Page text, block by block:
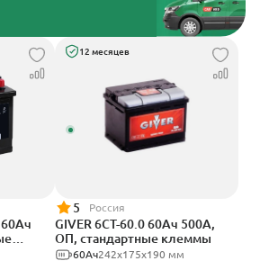
60Ач
12 месяцев
5 Россия
GIVER 6СТ-60.0 60Ач 500А,
ОП, стандартные клеммы
242х175х190 мм
60Ач